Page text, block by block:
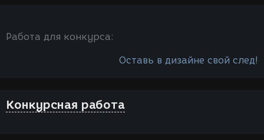
Работа для конкурса:
Оставь в дизайне свой след!
Конкурсная работа